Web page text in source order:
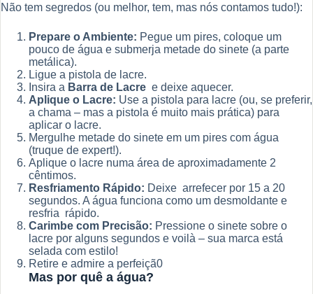
Não tem segredos (ou melhor, tem, mas nós contamos tudo!):
Prepare o Ambiente: Pegue um pires, coloque um
pouco de água e submerja metade do sinete (a parte
metálica).
Ligue a pistola de lacre.
Insira a Barra de Lacre e deixe aquecer.
Aplique o Lacre: Use a pistola para lacre (ou, se preferir,
a chama – mas a pistola é muito mais prática) para
aplicar o lacre.
Mergulhe metade do sinete em um pires com água
(truque de expert!).
Aplique o lacre numa área de aproximadamente 2
cêntimos.
Resfriamento Rápido: Deixe arrefecer por 15 a 20
segundos. A água funciona como um desmoldante e
resfria rápido.
Carimbe com Precisão: Pressione o sinete sobre o
lacre por alguns segundos e voilà – sua marca está
selada com estilo!
Retire e admire a perfeiçã0
Mas por quê a água?